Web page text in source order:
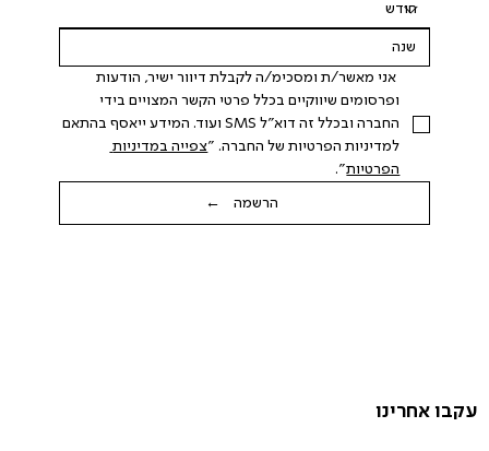
עקבו אחרינו
אני מאשר/ת ומסכימ/ה לקבלת דיוור ישיר, הודעות
החברה ובכלל זה דוא"ל SMS ועוד. המידע ייאסף בהתאם
למדיניות הפרטיות של החברה. "
צפייה במדיניות
הפרטיות".
הרשמה ←